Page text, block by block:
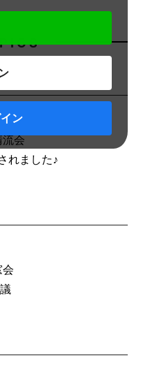
ン
I C S
会
開催されました♪
校OB戦会議